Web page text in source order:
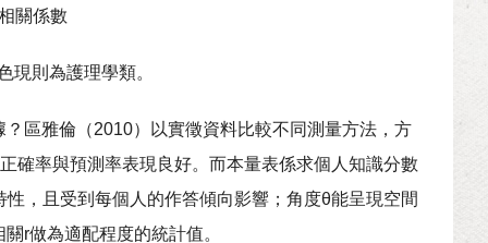
關係數
現則為護理學類。
區雅倫（2010）以實徵資料比較不同測量方法，方
確率與預測率表現良好。而本量表係求個人知識分數
，且受到每個人的作答傾向影響；角度θ能呈現空間
r做為適配程度的統計值。